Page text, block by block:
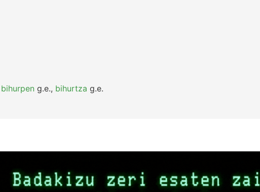
bihurpen g.e., bihurtza g.e.